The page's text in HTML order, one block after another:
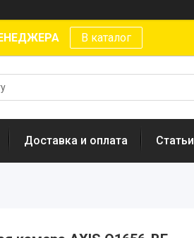
В каталог
Доставка и оплата Статьи